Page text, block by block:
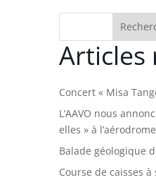
Articles
Concert « Misa
L’AAVO nous
elles » à
Balade géologique
Course de caisses à